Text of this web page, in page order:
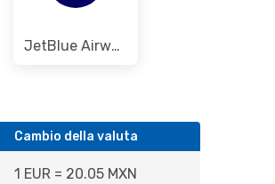
JetBlue Airways
Cambio della valuta
1 EUR = 20.05 MXN